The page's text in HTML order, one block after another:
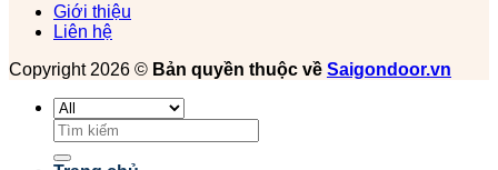
Giới thiệu
Liên hệ
Copyright 2026 © Bản quyền thuộc về Saigondoor.vn
Tìm
kiếm: